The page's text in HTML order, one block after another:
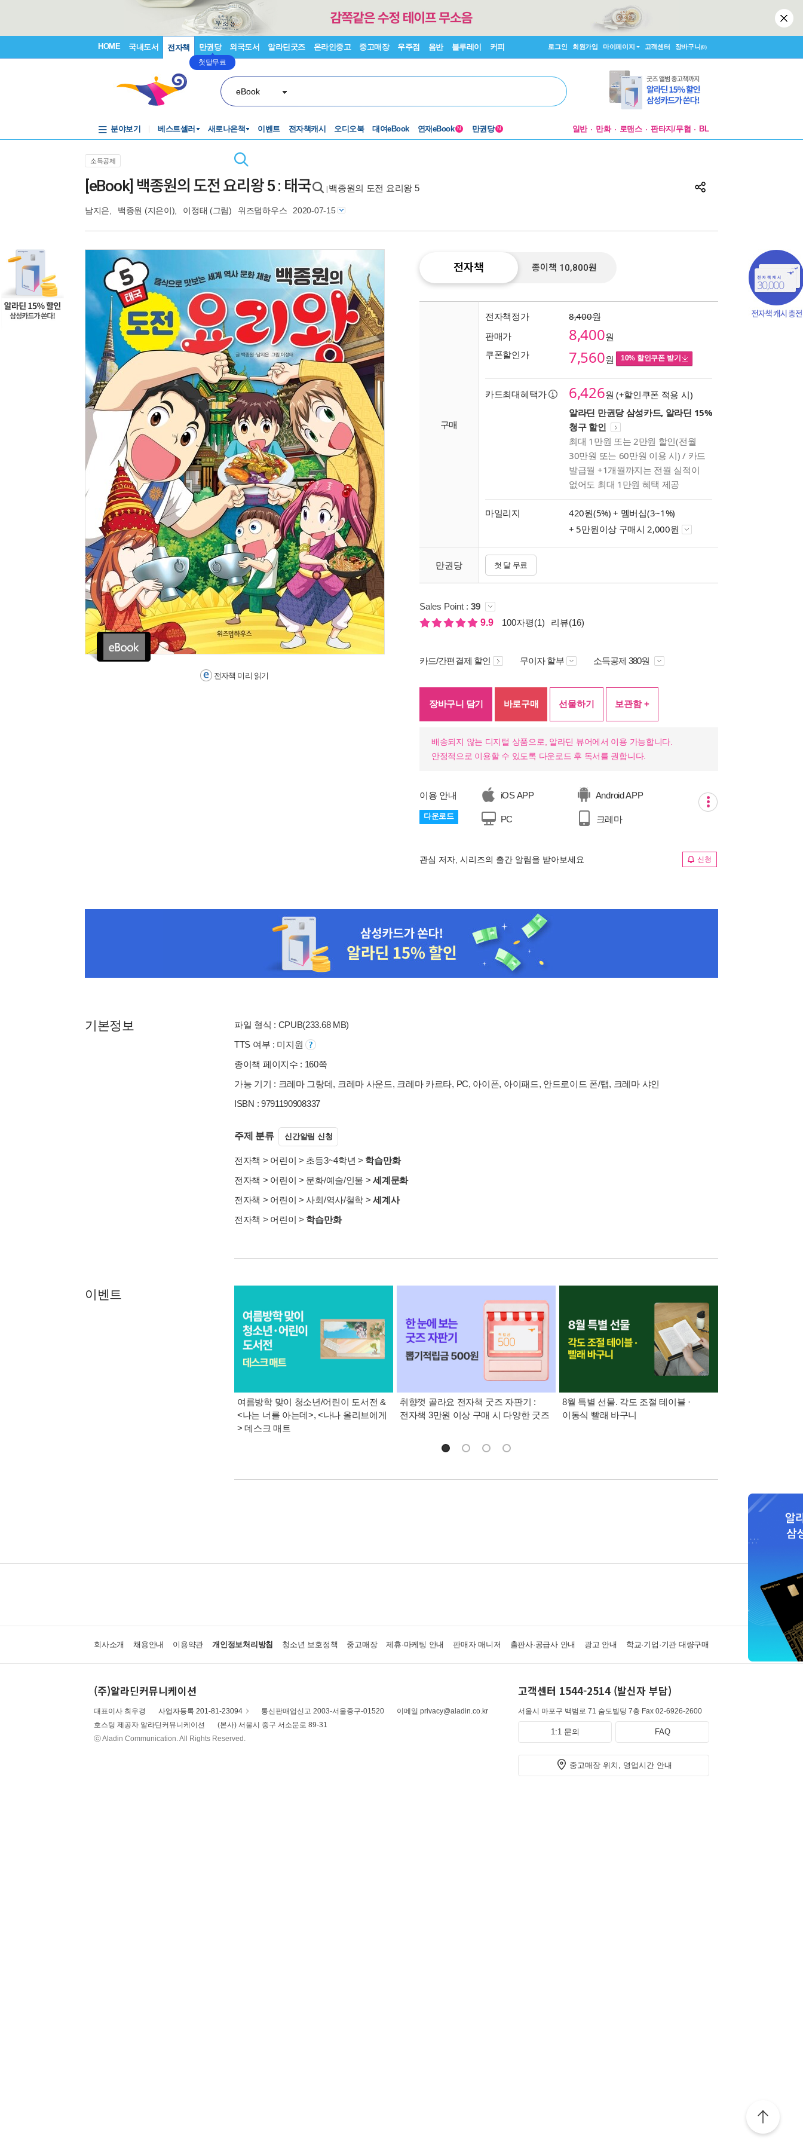
HOME 국내도서 전자책 만권당
첫달무료
외국도서 알라딘굿즈 온라인중고 중고매장 우주점 음반 블루레이 커피 로그인 회원가입 마이페이지 고객센터 장바구니(0)
eBook
분야보기 베스트셀러 새로나온책 이벤트 전자책캐시 오디오북 대여eBook 연재eBook N 만권당 N 일반 만화 로맨스 판타지/무협 BL
소득공제
[eBook] 백종원의 도전 요리왕 5 : 태국 백종원의 도전 요리왕 5
남지은 백종원 (지은이), 이정태 (그림) 위즈덤하우스 2020-07-15
전자책 미리 읽기
전자책 종이책 10,800원
구매
전자책정가
8,400원
판매가
8,400원
쿠폰할인가
7,560원 10% 할인쿠폰 받기
카드최대혜택가 6,426원 (+할인쿠폰 적용 시)
알라딘 만권당 삼성카드, 알라딘 15%
청구 할인
최대 1만원 또는 2만원 할인(전월
30만원 또는 60만원 이용 시) / 카드
발급월 +1개월까지는 전월 실적이
없어도 최대 1만원 혜택 제공
마일리지 420원(5%) + 멤버십(3~1%)
+ 5만원이상 구매시 2,000원
만권당 첫 달 무료
Sales Point : 39
9.9
100자평(1) 리뷰(16)
카드/간편결제 할인 무이자 할부 소득공제 380원
장바구니 담기 바로구매 선물하기 보관함 +
배송되지 않는 디지털 상품으로, 알라딘 뷰어에서 이용 가능합니다.
안정적으로 이용할 수 있도록 다운로드 후 독서를 권합니다.
이용 안내
다운로드
iOS APP Android APP
PC 크레마
관심 저자, 시리즈의 출간 알림을 받아보세요 신청
기본정보
파일 형식 : CPUB(233.68 MB)
TTS 여부 : 미지원
종이책 페이지수 : 160쪽
가능 기기 : 크레마 그랑데, 크레마 사운드, 크레마 카르타, PC, 아이폰, 아이패드, 안드로이드 폰/탭, 크레마 샤인
ISBN : 9791190908337
주제 분류 신간알림 신청
전자책 > 어린이 > 초등3~4학년 > 학습만화
전자책 > 어린이 > 문화/예술/인물 >세계문화
전자책 > 어린이 >사회/역사/철학 >세계사
전자책 > 어린이 > 학습만화
이벤트
여름방학 맞이 청소년/어린이 도서전 &
<나는 너를 아는데>, <나나 올리브에게
> 데스크 매트
취향껏 골라요 전자책 굿즈 자판기 :
전자책 3만원 이상 구매 시 다양한 굿즈
8월 특별 선물. 각도 조절 테이블 ·
이동식 빨래 바구니
회사소개 채용안내 이용약관 개인정보처리방침 청소년 보호정책 중고매장 제휴·마케팅 안내 판매자 매니저 출판사·공급사 안내 광고 안내 학교·기업·기관 대량구매
(주)알라딘커뮤니케이션
대표이사 최우경 사업자등록 201-81-23094 통신판매업신고 2003-서울중구-01520
이메일 privacy@aladin.co.kr
호스팅 제공자 알라딘커뮤니케이션
(본사) 서울시 중구 서소문로 89-31
ⓒ Aladin Communication. All Rights Reserved.
고객센터 1544-2514 (발신자 부담)
서울시 마포구 백범로 71 숨도빌딩 7층 Fax 02-6926-2600
1:1 문의 FAQ
중고매장 위치, 영업시간 안내